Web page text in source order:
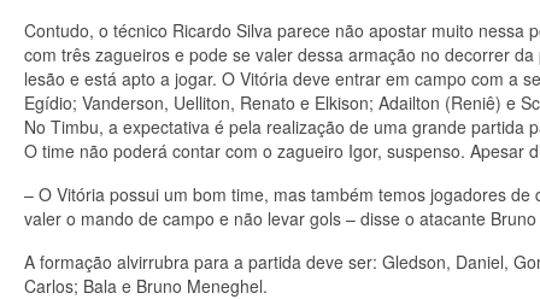
Contudo, o técnico Ricardo Silva parece não apostar muito
com três zagueiros e pode se valer dessa armação no decorrer
lesão e está apto a jogar. O Vitória deve entrar em campo com a
Egídio; Vanderson, Uelliton, Renato e Elkison; Adailton (Reniê) e
No Timbu, a expectativa é pela realização de uma grande
O time não poderá contar com o zagueiro Igor, suspenso. Apesar
– O Vitória possui um bom time, mas também temos jogadores
valer o mando de campo e não levar gols – disse o atacante
A formação alvirrubra para a partida deve ser: Gledson, Daniel,
Carlos; Bala e Bruno Meneghel.